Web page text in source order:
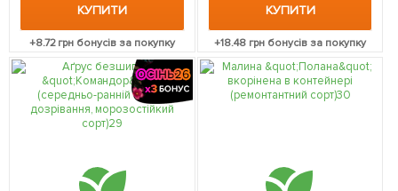
КУПИТИ
+8.72грн бонусів за покупку
КУПИТИ
+18.48 грн бонусів за покупку